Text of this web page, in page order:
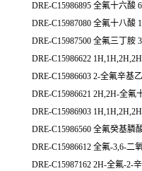
DRE-C15986895 全氟十六酸
DRE-C15987080 全氟十八酸
DRE-C15987500 全氟三丁胺
DRE-C15986622
DRE-C15986603 2-全氟辛基
DRE-C15986621 2H,2H-全氟
DRE-C15986903
DRE-C15986560 全氟癸基膦
DRE-C15986612 全氟-3,6-二
DRE-C15987162 2H-全氟-2-